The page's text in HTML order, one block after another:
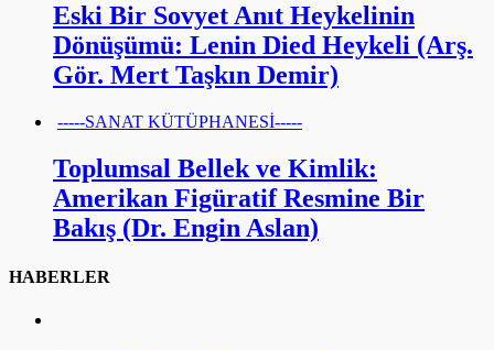
Eski Bir Sovyet Anıt Heykelinin
Dönüşümü: Lenin Died Heykeli (Arş.
Gör. Mert Taşkın Demir)
-----SANAT KÜTÜPHANESİ-----
Toplumsal Bellek ve Kimlik:
Amerikan Figüratif Resmine Bir
Bakış (Dr. Engin Aslan)
HABERLER